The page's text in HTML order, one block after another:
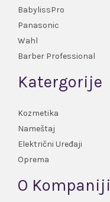
BabylissPro
Panasonic
Wahl
Barber Professional
Katergorije
Kozmetika
Nameštaj
Električni Uređaji
Oprema
O Kompaniji